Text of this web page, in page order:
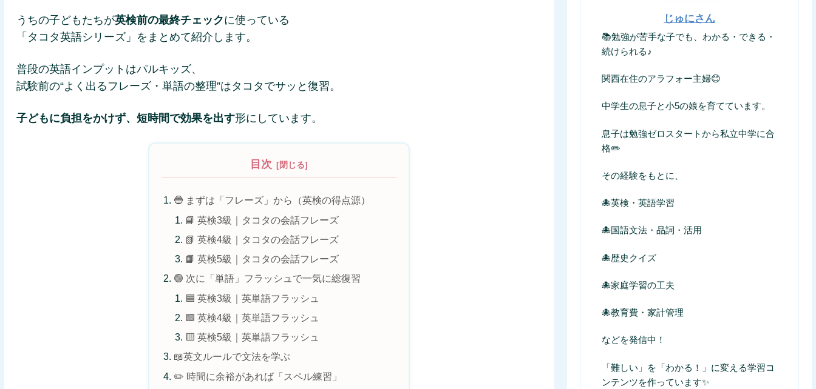
うちの子どもたちが英検前の最終チェックに使っている
「タコタ英語シリーズ」をまとめて紹介します。
普段の英語インプットはパルキッズ、
試験前の“よく出るフレーズ・単語の整理”はタコタでサッと復習。
子どもに負担をかけず、短時間で効果を出す形にしています。
目次
🔵 まずは「フレーズ」から（英検の得点源）
📘 英検3級｜タコタの会話フレーズ
📗 英検4級｜タコタの会話フレーズ
📙 英検5級｜タコタの会話フレーズ
🟢 次に「単語」フラッシュで一気に総復習
🟦 英検3級｜英単語フラッシュ
🟩 英検4級｜英単語フラッシュ
🟨 英検5級｜英単語フラッシュ
📖英文ルールで文法を学ぶ
✏️ 時間に余裕があれば「スペル練習」
じゅにさん
📚勉強が苦手な子でも、わかる・できる・
続けられる♪
関西在住のアラフォー主婦😊
中学生の息子と小5の娘を育てています。
息子は勉強ゼロスタートから私立中学に合
格✏️
その経験をもとに、
🐙英検・英語学習
🐙国語文法・品詞・活用
🐙歴史クイズ
🐙家庭学習の工夫
🐙教育費・家計管理
などを発信中！
「難しい」を「わかる！」に変える学習コ
ンテンツを作っています✨